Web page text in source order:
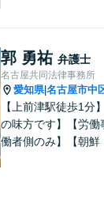
い、丁寧な説明と迅
を心がけております
個室】【法テラス利
郭 勇祐 弁護士
名古屋共同法律事務所
愛知県|名古屋市中
【上前津駅徒歩1分
の味方です】【労働
働者側のみ】【朝鮮